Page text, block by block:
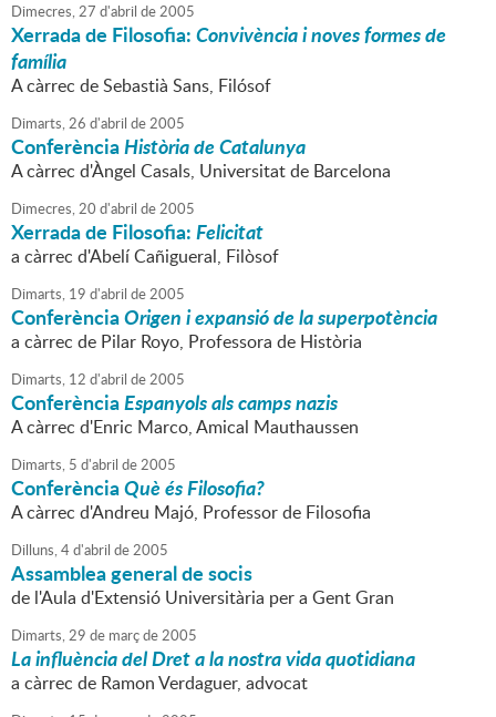
Dimecres,27 d'abril de2005
Xerrada de Filosofia:Convivència i noves formes de
família
A càrrec de Sebastià Sans, Filósof
Dimarts,26 d'abril de2005
ConferènciaHistòria de Catalunya
A càrrec d'Àngel Casals, Universitat de Barcelona
Dimecres,20 d'abril de2005
Xerrada de Filosofia:Felicitat
a càrrec d'Abelí Cañigueral, Filòsof
Dimarts, 19 d'abril de2005
ConferènciaOrigen i expansió de la superpotència
a càrrec de Pilar Royo, Professora de Història
Dimarts, 12 d'abril de2005
ConferènciaEspanyols als camps nazis
A càrrec d'Enric Marco, Amical Mauthaussen
Dimarts, 5 d'abril de2005
ConferènciaQuè és Filosofia?
A càrrec d'Andreu Majó, Professor de Filosofia
Dilluns,4d'abril de2005
Assamblea general de socis
de l'Aula d'Extensió Universitària per a Gent Gran
Dimarts,29 de marçde2005
La influència del Dret a la nostra vida quotidiana
a càrrec de Ramon Verdaguer, advocat